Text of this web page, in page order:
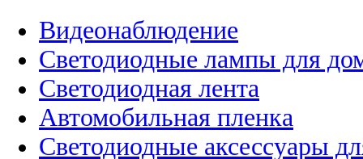
Видеонаблюдение
Светодиодные лампы для
Светодиодная лента
Автомобильная пленка
Светодиодные аксессуары